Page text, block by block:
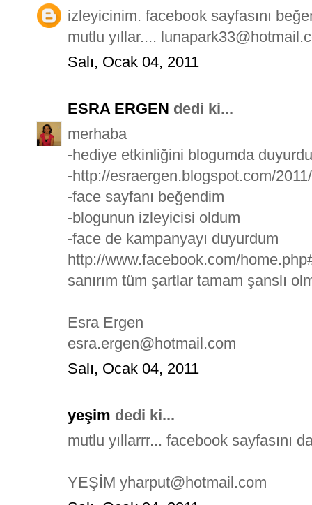
izleyicinim. facebook sayfasını
mutlu yıllar....
Salı, Ocak 04, 2011
ESRA ERGEN dedi ki...
merhaba
-hediye etkinliğini blogumda
-http://esraergen.blogspot.com/
-face sayfanı beğendim
-blogunun izleyicisi oldum
-face de kampanyayı duyurdum
http://www.facebook.com/
sanırım tüm şartlar tamam şanslı
Esra Ergen
esra.ergen@hotmail.com
Salı, Ocak 04, 2011
yeşim dedi ki...
mutlu yıllarrr... facebook sayfasını
YEŞİM yharput@hotmail.com